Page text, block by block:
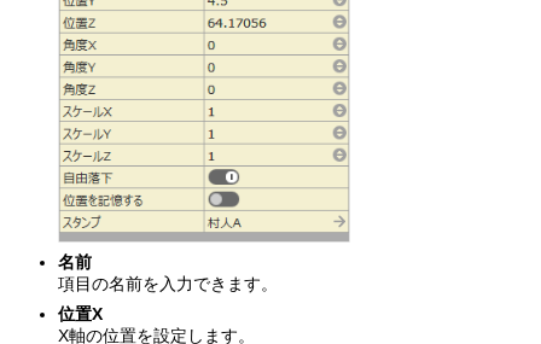
名前
項目の名前を入力できます。
位置X
X軸の位置を設定します。